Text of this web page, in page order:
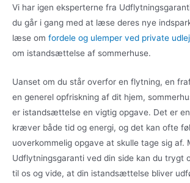
Vi har igen eksperterne fra
du går i gang med at læse deres nye
læse om fordele og ulemper ved private
om istandsættelse af sommerhuse.
Uanset om du står overfor en flytning, en
en generel opfriskning af dit hjem,
er istandsættelse en vigtig opgave. Det er
kræver både tid og energi, og det kan ofte
uoverkommelig opgave at skulle tage sig af.
Udflytningsgaranti ved din side kan du trygt
til os og vide, at din istandsættelse bliver